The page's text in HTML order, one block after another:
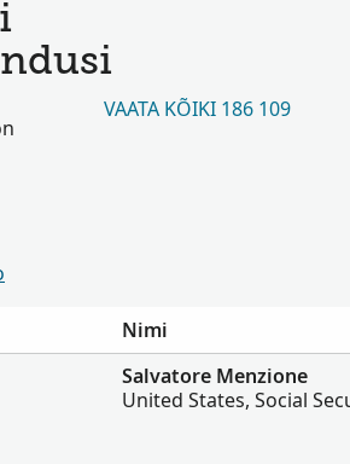
VAATA KÕIKI 186 109
Nimi
Salvatore Menzione
United States, Social